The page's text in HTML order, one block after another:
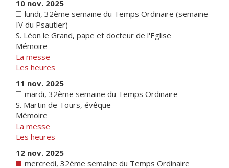
10 nov. 2025
lundi, 32ème semaine du Temps Ordinaire (semaine
IV du Psautier)
S. Léon le Grand, pape et docteur de l'Eglise
Mémoire
La messe
Les heures
11 nov. 2025
mardi, 32ème semaine du Temps Ordinaire
S. Martin de Tours, évêque
Mémoire
La messe
Les heures
12 nov. 2025
mercredi, 32ème semaine du Temps Ordinaire